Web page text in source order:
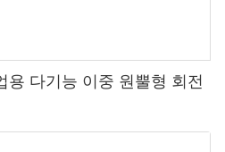
용 다기능 이중 원뿔형 회전